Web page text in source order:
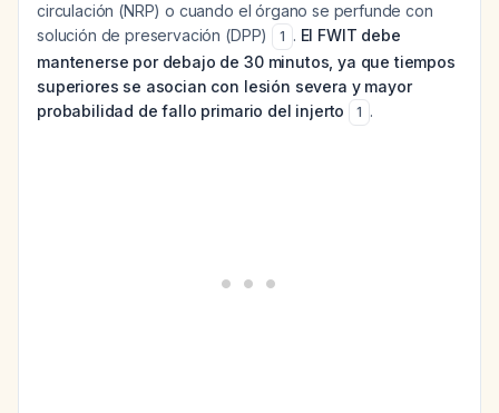
circulación (NRP) o cuando el órgano se perfunde con
solución de preservación (DPP)
1 . El FWIT debe
mantenerse por debajo de 30 minutos, ya que tiempos
superiores se asocian con lesión severa y mayor
probabilidad de fallo primario del injerto
1 .